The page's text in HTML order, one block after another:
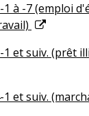
1 à -7 (emploi
1 et suiv. (prêt
1 et suiv.